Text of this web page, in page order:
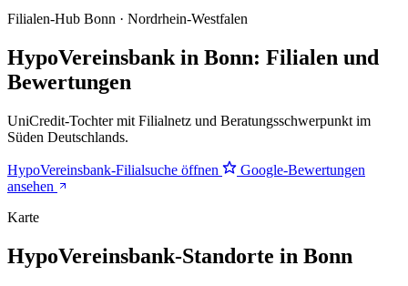
Filialen-Hub Bonn · Nordrhein-Westfalen
HypoVereinsbank in Bonn: Filialen und
Bewertungen
UniCredit-Tochter mit Filialnetz und Beratungsschwerpunkt im
Süden Deutschlands.
HypoVereinsbank-Filialsuche öffnen
Google-Bewertungen
ansehen
Karte
HypoVereinsbank-Standorte in Bonn